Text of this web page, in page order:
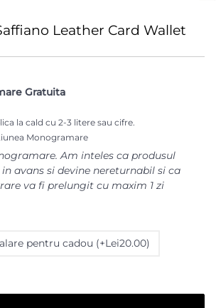
Leather Card Wallet
Gratuita
la cald cu 2-3 litere sau cifre.
Monogramare
Am inteles ca produsul
avans si devine nereturnabil si ca
va fi prelungit cu maxim 1 zi
pentru cadou (+Lei20.00)